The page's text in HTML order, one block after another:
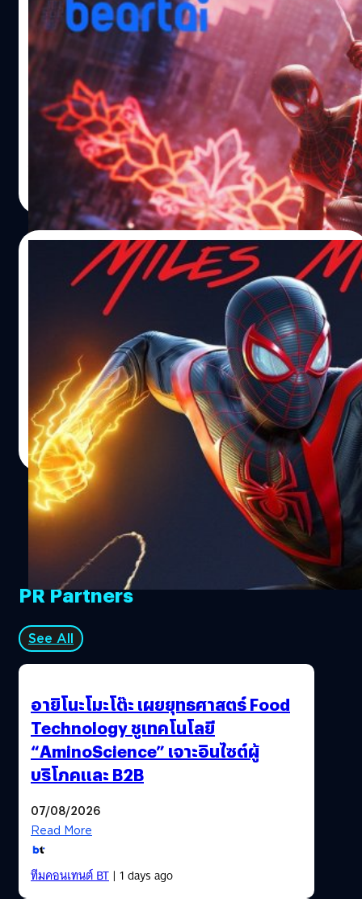
Marvel’s Spider-Man: Miles Morales มี
เรื่องราวเป็นของตัวเองและสมบรูณ์ในตัวเอง
ผู้จัดจำหน่าย Sony Interactive Entertainment กับทีมพัฒนา
Insomniac Games พึ่งปล่อยภาพใหม่พร้อมข้อมูลที่น่าสนใจ
ของ Marvel’s Spider-Man: Miles Morales Marvel’s Spider-
Man: Miles Morales เรื่องราวจะอยู่ในช่วงฤดูหนาว 1 ปี หลัง
เหตุการณ์ใน Marvel’s Spider-Man ตัวเอกของเกมจะเป็น
Miles Morales เด็กหนุ่มที่อาศัยอยู่ในย่าน Harlem ภายใน
ย่านนี้กำลังเกิดสงครามขึ้น ระหว่างบริษัทด้านเทคโนโลยีกับ
กลุ่มติดอาวุธ นี้จะเป็นเกมที่เป็นเนื้อเรื่องแยกเหมือน
Uncharted: The Lost Legacy แต่ Bryan Intihar ตำแหน่ง
Creative Director ของ Insomniac Games ให้คำนิยามเกมนี้
ว่า "มันมีหัวใจเป็นของตัวเอง" Brian Horton ตำแหน่ง
Creative Director ของ Marvel’s Spider-Man: Miles
จีรนาถ เรืองทรัพย์| 2184 days ago
Read More
Sony เผยภาพหน้าปก Marvel’s Spider-Man:
Miles Morales เวอร์ชัน PS5
ผู้จัดจำหน่าย Sony Interactive Entertainment และทีม
พัฒนา Insomniac Games ได้โพสต์ภาพหน้าปกเกม Marvel’s
Spider-Man: Miles Morales บนทวิตเตอร์ ซึ่งเป็นครั้งแรกที่
เราได้เห็นภาพหน้าปกเกมของเครื่อง PlayStation 5 Marvel’s
Spider-Man: Miles Morales เป็นเกมแบบสแตนด์อโลน โดยมี
เรื่องราวเกิดขึ้นหลังจากผ่านเหตุการณ์ในเกม Marvel’s
Spider-Man ไป 1 ปี ผู้เล่นจะได้รับบทเป็น Miles Morales ที่ค้น
พบพลังใหม่ที่แตกต่างจาก Peter Parker Marvel’s Spider-
Man: Miles Morales มีกำหนดวางจำหน่ายในช่วงวันหยุด
ปลายปี 2020 อ้างอิง พิสูจน์อักษร : สุชยา เกษจำรัส
ศุภกร ประเสริฐศิลป์| 2220 days ago
Read More
PR Partners
See All
อายิโนะโมะโต๊ะ เผยยุทธศาสตร์ Food
Technology ชูเทคโนโลยี
“AminoScience” เจาะอินไซต์ผู้
บริโภคและ B2B
07/08/2026
Read More
ทีมคอนเทนต์ BT| 1 days ago